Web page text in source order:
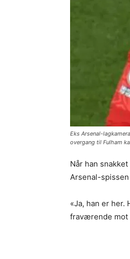
Eks Arsenal-
overgang til Fulham
Når han
Arsenal-
«Ja, han er her.
fraværende mot